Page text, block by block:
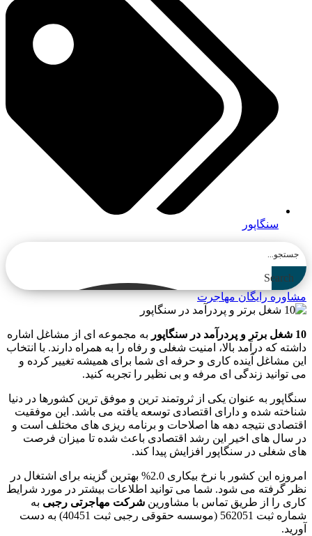
سنگاپور
Search
مشاوره رایگان مهاجرت
10 شغل برتر و پردرآمد در سنگاپور
به مجموعه ای از مشاغل اشاره
داشته که درآمد بالا، امنیت شغلی و رفاه را به همراه دارند. با انتخاب
این مشاغل آینده کاری و حرفه ای شما برای همیشه تغییر کرده و
می توانید زندگی ای مرفه و بی نظیر را تجربه کنید.
سنگاپور به عنوان یکی از ثروتمند ترین و موفق ترین کشورها در دنیا
شناخته شده و دارای اقتصادی توسعه یافته می باشد. این موفقیت
اقتصادی نتیجه دهه ها اصلاحات و برنامه ریزی های مختلف است و
در سال های اخیر این رشد اقتصادی باعث شده تا میزان فرصت
های شغلی در سنگاپور افزایش پیدا کند.
امروزه این کشور با نرخ بیکاری 2.0% بهترین گزینه برای اشتغال در
نظر گرفته می شود. شما می توانید اطلاعات بیشتر در مورد شرایط
کاری را از طریق تماس با مشاورین شرکت مهاجرتی رجبی به
شماره ثبت 562051 (موسسه حقوقی رجبی ثبت 40451) به دست
آورید.